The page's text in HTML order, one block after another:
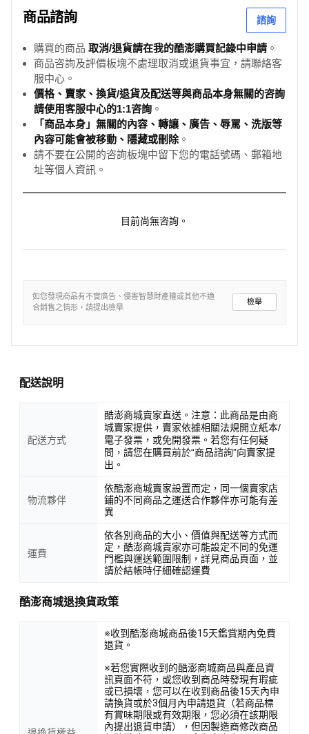
商品諮詢 諮詢
購買的商品 取消/退貨請在我的酷澎購買記錄中申請 。
商品咨詢及評價板塊不處理取消或退貨事宜，請聯絡客
服中心。
價格、賣家、換貨/退貨及配送等與商品本身無關的咨詢
請使用客服中心的1:1咨詢 。
「商品本身」無關的內容、轉讓、廣告、辱罵、洗版等
內容可能會被移動、隱藏或刪除。
請不要在公開的咨詢板塊中留下您的電話號碼、郵箱地
址等個人資訊。
目前尚無咨詢。
如您發現商品有不實廣告、侵害智慧財產權或其他不適
合銷售之情形，請提出檢舉
檢舉
配送說明
配送方式
酷澎商城賣家直送。注意：此商品是由商
城賣家提供，賣家依據相關法規開立紙本/
電子發票，或免開發票。若您有任何疑
問，請您在購買前於“商品諮詢”向賣家提
出。
物流夥伴
依酷澎商城賣家設置而定，同一個賣家店
鋪的不同商品之運送合作夥伴亦可能有差
異
運費
依各別商品的大小、價值與配送等方式而
定，酷澎商城賣家亦可能設定不同的免運
門檻與運送範圍限制，詳見商品頁面，並
請於結帳時仔細確認運費
酷澎商城退換貨政策
※收到酷澎商城商品後15天鑑賞期內免費
退貨。
※若您實際收到的酷澎商城商品與產品資
訊頁面不符，或您收到商品時發現有瑕疵
或已損壞，您可以在收到商品後15天內申
請換貨或於3個月內申請退貨（若商品標
有賞味期限或有效期限，您必須在該期限
內提出退貨申請），但因製造商修改商品